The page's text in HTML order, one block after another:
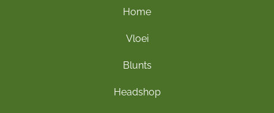
Home
Vloei
Blunts
Headshop